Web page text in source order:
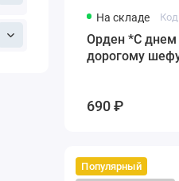
На складе
Орден *С
дорогому
690 ₽
Популярный